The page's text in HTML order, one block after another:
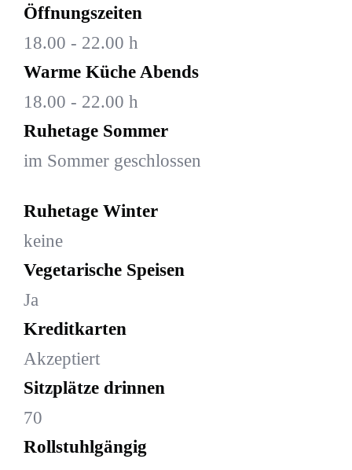
Öffnungszeiten
18.00 - 22.00 h
Warme Küche Abends
18.00 - 22.00 h
Ruhetage Sommer
im Sommer geschlossen
Ruhetage Winter
keine
Vegetarische Speisen
Ja
Kreditkarten
Akzeptiert
Sitzplätze drinnen
70
Rollstuhlgängig